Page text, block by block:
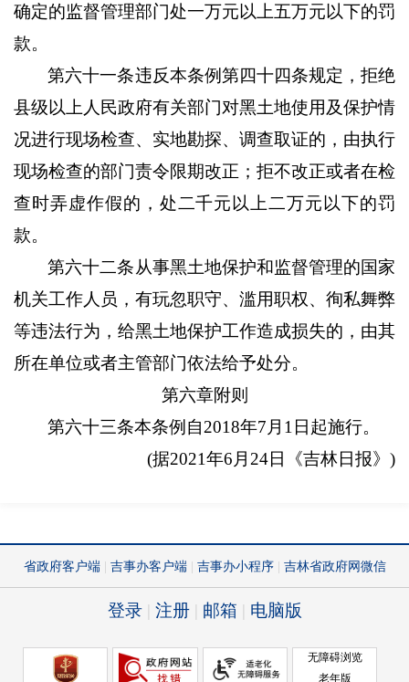
确定的监督管理部门处一万元以上五万元以下的罚
款。
第六十一条违反本条例第四十四条规定，拒绝
县级以上人民政府有关部门对黑土地使用及保护情
况进行现场检查、实地勘探、调查取证的，由执行
现场检查的部门责令限期改正；拒不改正或者在检
查时弄虚作假的，处二千元以上二万元以下的罚
款。
第六十二条从事黑土地保护和监督管理的国家
机关工作人员，有玩忽职守、滥用职权、徇私舞弊
等违法行为，给黑土地保护工作造成损失的，由其
所在单位或者主管部门依法给予处分。
第六章附则
第六十三条本条例自2018年7 月 1 日起施行。
(据2021年6 月 24日《吉林日报》 )